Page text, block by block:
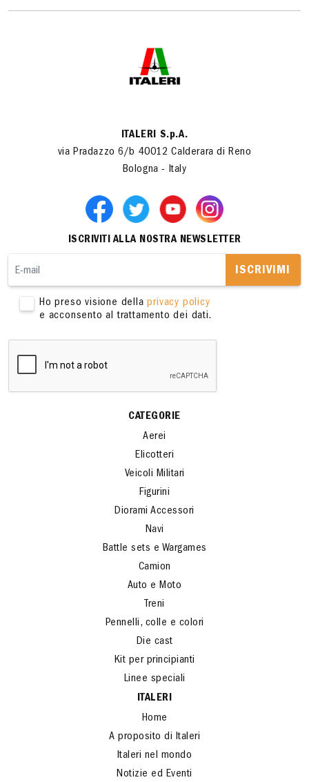
ITALERI S.p.A.
via Pradazzo 6/b 40012 Calderara di Reno
Bologna - Italy
ISCRIVITI ALLA NOSTRA NEWSLETTER
ISCRIVIMI
Ho preso visione dellaprivacy policy
e acconsento al trattamento dei dati.
CATEGORIE
Aerei
Elicotteri
Veicoli Militari
Figurini
Diorami Accessori
Navi
Battle sets e Wargames
Camion
Auto e Moto
Treni
Pennelli, colle e colori
Die cast
Kit per principianti
Linee speciali
ITALERI
Home
A proposito di Italeri
Italeri nel mondo
Notizie ed Eventi